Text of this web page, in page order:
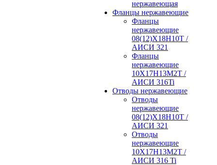
нержавеющая
Фланцы нержавеющие
Фланцы
нержавеющие
08(12)Х18Н10Т /
АИСИ 321
Фланцы
нержавеющие
10Х17Н13М2Т /
АИСИ 316Ti
Отводы нержавеющие
Отводы
нержавеющие
08(12)Х18Н10Т /
АИСИ 321
Отводы
нержавеющие
10Х17Н13М2Т /
АИСИ 316 Ti